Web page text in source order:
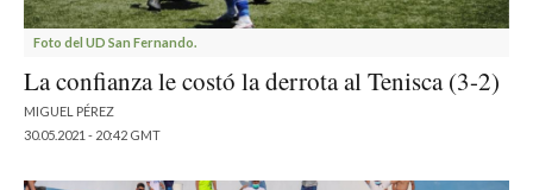
Foto del UD San Fernando.
La confianza le costó la derrota al Tenisca (3-2)
MIGUEL PÉREZ
30.05.2021 - 20:42 GMT